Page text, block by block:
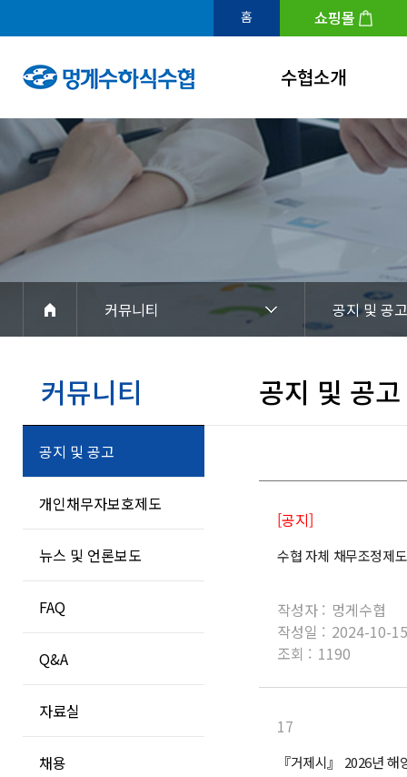
홈 쇼핑몰
수협소개
인사말
연혁
조직도
아이덴티티
경영공시
커뮤니티
공지 및 공고
커뮤니티
공지 및 공고
개인채무자보호제도
뉴스 및 언론보도
FAQ
Q&A
자료실
채용
공지 및 공고
[공지]
수협 자체 채무조정제
작성자 : 멍게수협
작성일 : 2024-10-15
조회 : 1190
17
『거제시』 2026년